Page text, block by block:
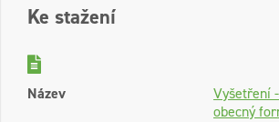
Ke stažení
Název
Vyšetření
obecný